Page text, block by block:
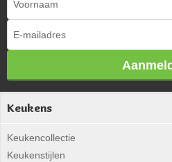
Keukens
Keukencollectie
Keukenstijlen